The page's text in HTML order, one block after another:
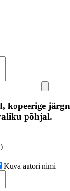
kopeerige
põhjal.
Kuva autori nimi